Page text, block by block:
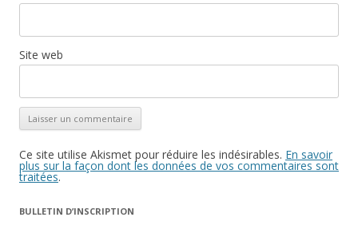
Site web
Ce site utilise Akismet pour réduire les indésirables. En savoir
plus sur la façon dont les données de vos commentaires sont
traitées.
BULLETIN D’INSCRIPTION